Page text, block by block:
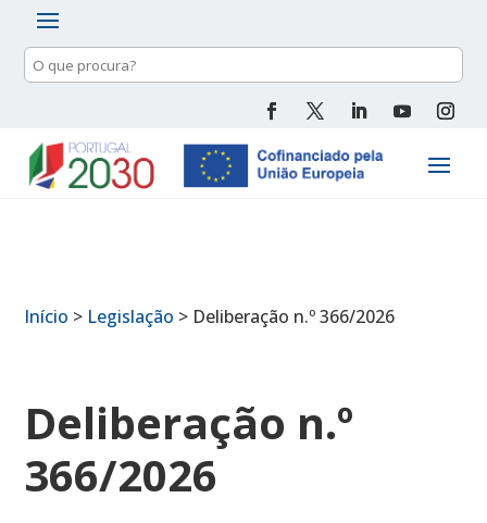
Pesquisa
de
Início > Legislação > Deliberação n.º 366/2026
Deliberação n.º
366/2026